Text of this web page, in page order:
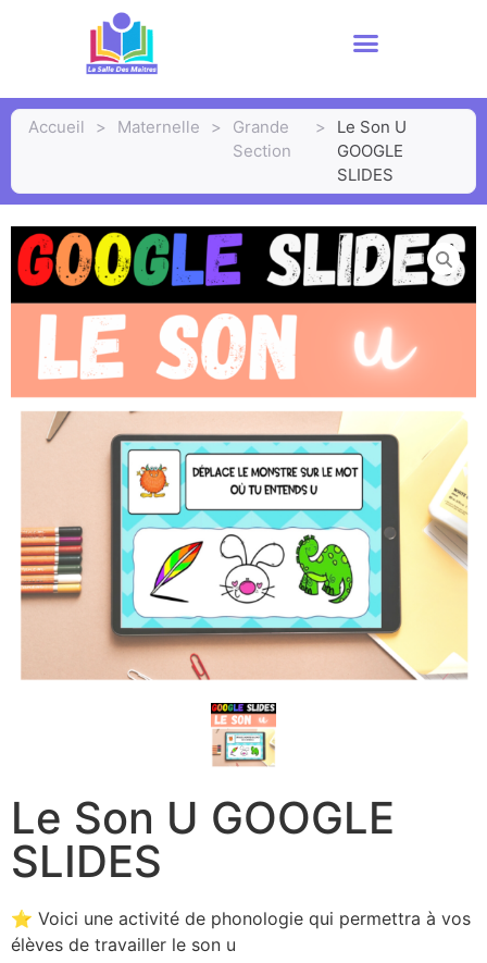
Accueil > Maternelle >
Grande
Section
>
Le Son U
GOOGLE
SLIDES
Le Son U GOOGLE
SLIDES
⭐ Voici une activité de phonologie qui permettra à vos
élèves de travailler le son u